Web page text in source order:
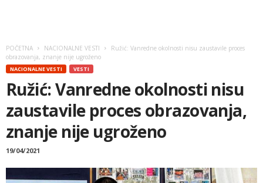
POČETNA NACIONALNE VESTI
Ružić: Vanredne okolnosti nisu zaustavile proces
obrazovanja, znanje nije ugroženo
NACIONALNE VESTI VESTI
Ružić: Vanredne okolnosti nisu
zaustavile proces obrazovanja,
znanje nije ugroženo
19/04/2021